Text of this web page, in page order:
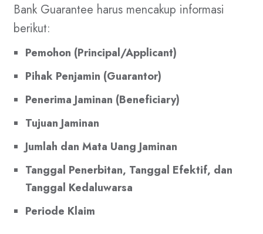
Bank Guarantee harus mencakup informasi
berikut:
Pemohon (Principal/Applicant)
Pihak Penjamin (Guarantor)
Penerima Jaminan (Beneficiary)
Tujuan Jaminan
Jumlah dan Mata Uang Jaminan
Tanggal Penerbitan, Tanggal Efektif, dan
Tanggal Kedaluwarsa
Periode Klaim